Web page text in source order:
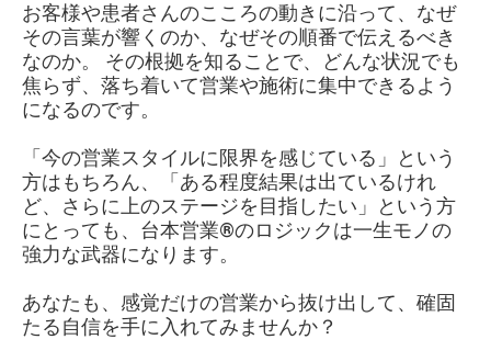
お客様や患者さんのこころの動きに沿って、なぜ
その言葉が響くのか、なぜその順番で伝えるべき
なのか。 その根拠を知ることで、どんな状況でも
焦らず、落ち着いて営業や施術に集中できるよう
になるのです。
「今の営業スタイルに限界を感じている」という
方はもちろん、「ある程度結果は出ているけれ
ど、さらに上のステージを目指したい」という方
にとっても、台本営業®︎のロジックは一生モノの
強力な武器になります。
あなたも、感覚だけの営業から抜け出して、確固
たる自信を手に入れてみませんか？